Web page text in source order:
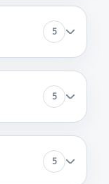
5
5
5